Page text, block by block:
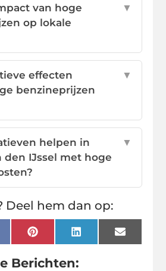
van hoge
op lokale
▼
effecten
benzineprijzen
▼
helpen in
den IJssel met hoge
▼
Deel hem dan op:
PinterestLinkedInEmail
Berichten: